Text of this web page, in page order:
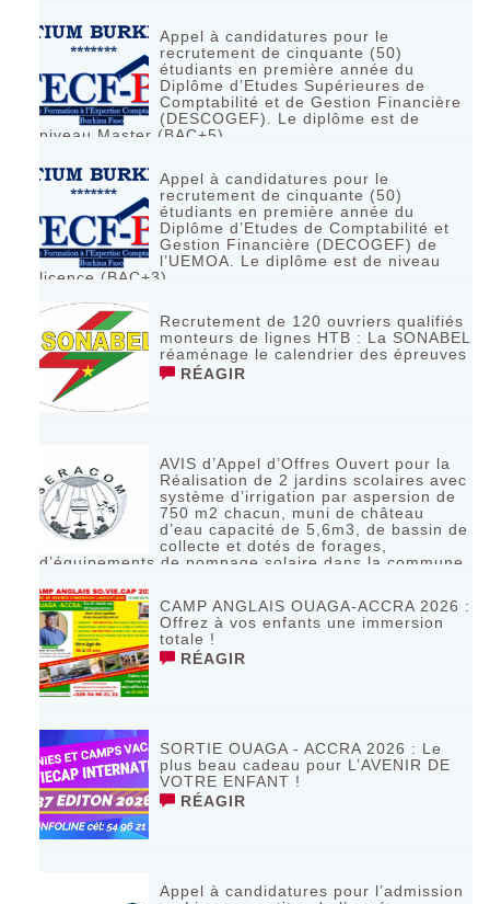
Appel à candidatures pour le
recrutement de cinquante (50)
étudiants en première année du
Diplôme d’Etudes Supérieures de
Comptabilité et de Gestion Financière
(DESCOGEF). Le diplôme est de
niveau Master (BAC+5)
Appel à candidatures pour le
recrutement de cinquante (50)
étudiants en première année du
Diplôme d’Etudes de Comptabilité et
Gestion Financière (DECOGEF) de
l’UEMOA. Le diplôme est de niveau
licence (BAC+3)
Recrutement de 120 ouvriers qualifiés
monteurs de lignes HTB : La SONABEL
réaménage le calendrier des épreuves
RÉAGIR
AVIS d’Appel d’Offres Ouvert pour la
Réalisation de 2 jardins scolaires avec
système d’irrigation par aspersion de
750 m2 chacun, muni de château
d’eau capacité de 5,6m3, de bassin de
collecte et dotés de forages,
d’équipements de pompage solaire dans la commune
RÉAGIR
CAMP ANGLAIS OUAGA-ACCRA 2026 :
Offrez à vos enfants une immersion
totale !
RÉAGIR
SORTIE OUAGA - ACCRA 2026 : Le
plus beau cadeau pour L’AVENIR DE
VOTRE ENFANT !
RÉAGIR
Appel à candidatures pour l’admission